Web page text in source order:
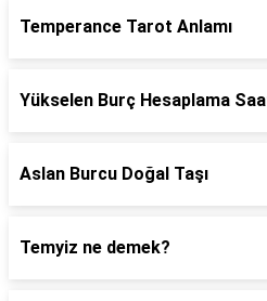
Temperance Tarot Anlamı
Yükselen Burç Hesaplama
Aslan Burcu Doğal Taşı
Temyiz ne demek?